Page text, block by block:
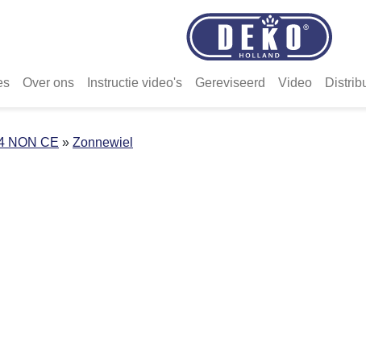
Over ons Instructie video's Gereviseerd Video
NON CE Zonnewiel